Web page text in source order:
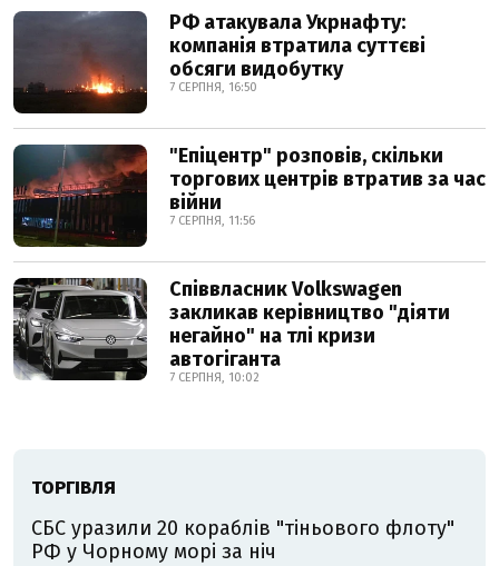
РФ атакувала Укрнафту:
компанія втратила суттєві
обсяги видобутку
7 СЕРПНЯ, 16:50
"Епіцентр" розповів, скільки
торгових центрів втратив за час
війни
7 СЕРПНЯ, 11:56
Співвласник Volkswagen
закликав керівництво "діяти
негайно" на тлі кризи
автогіганта
7 СЕРПНЯ, 10:02
ТОРГІВЛЯ
СБС уразили 20 кораблів "тіньового флоту"
РФ у Чорному морі за ніч